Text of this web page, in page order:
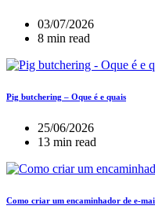
03/07/2026
8 min read
Pig butchering – Oque é e quais
25/06/2026
13 min read
Como criar um encaminhador de e-